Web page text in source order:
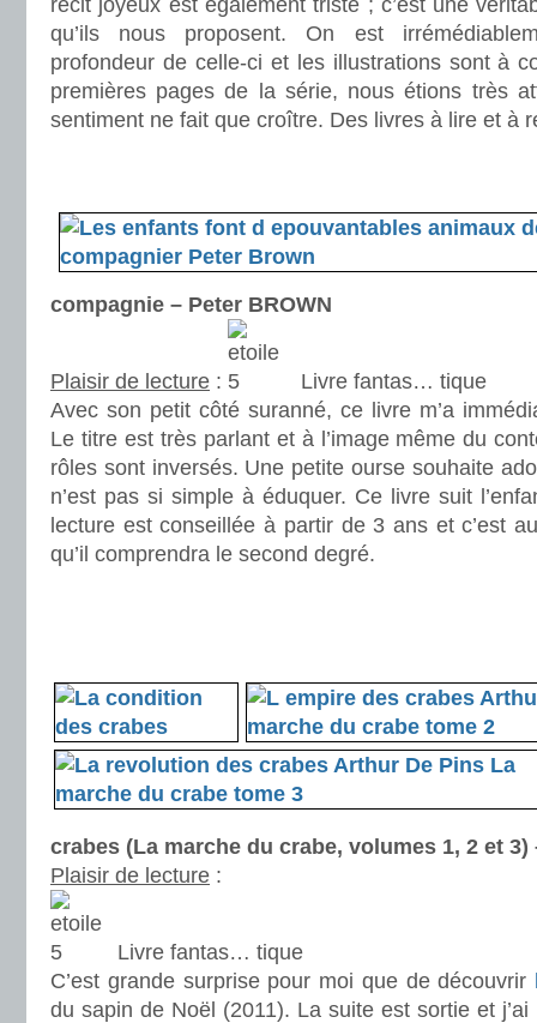
récit joyeux est également triste ; c’est une
qu’ils nous proposent. On est
profondeur de celle-ci et les illustrations sont à
premières pages de la série, nous étions très
sentiment ne fait que croître. Des livres à lire et à
compagnie – Peter BROWN
Plaisir de lecture :
Livre fantas… tique
Avec son petit côté suranné, ce livre m’a
Le titre est très parlant et à l’image même du
rôles sont inversés. Une petite ourse souhaite
n’est pas si simple à éduquer. Ce livre suit
lecture est conseillée à partir de 3 ans et c’est
qu’il comprendra le second degré.
crabes (La marche du crabe, volumes 1, 2 et 3)
Plaisir de lecture :
Livre fantas… tique
C’est grande surprise pour moi que de découvrir
du sapin de Noël (2011). La suite est sortie et